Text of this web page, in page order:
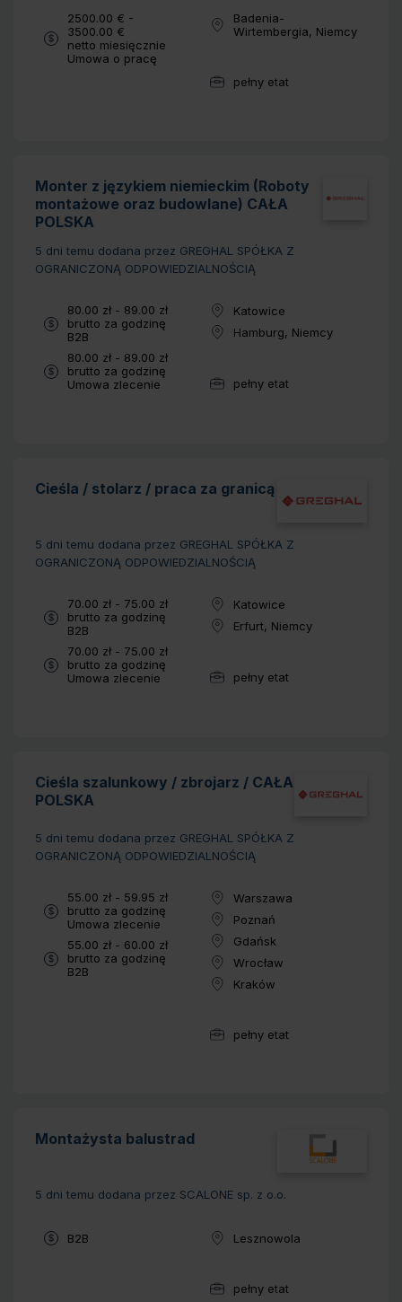
Wynagrodzenie:
2500.00 € -
3500.00 €
netto miesięcznie
Typ umowy:
Umowa o pracę
Lokalizacja:
Badenia-
Wirtembergia, Niemcy
Wymiar pracy:
pełny etat
Monter z językiem niemieckim (Roboty
montażowe oraz budowlane) CAŁA
POLSKA
5 dni temu dodana przez GREGHAL SPÓŁKA Z
OGRANICZONĄ ODPOWIEDZIALNOŚCIĄ
Wynagrodzenie:
80.00 zł - 89.00 zł
brutto za godzinę
Typ umowy:
B2B
Wynagrodzenie:
80.00 zł - 89.00 zł
brutto za godzinę
Typ umowy:
Umowa zlecenie
Lokalizacja:
Katowice
Lokalizacja:
Hamburg, Niemcy
Wymiar pracy:
pełny etat
Cieśla / stolarz / praca za granicą
5 dni temu dodana przez GREGHAL SPÓŁKA Z
OGRANICZONĄ ODPOWIEDZIALNOŚCIĄ
Wynagrodzenie:
70.00 zł - 75.00 zł
brutto za godzinę
Typ umowy:
B2B
Wynagrodzenie:
70.00 zł - 75.00 zł
brutto za godzinę
Typ umowy:
Umowa zlecenie
Lokalizacja:
Katowice
Lokalizacja:
Erfurt, Niemcy
Wymiar pracy:
pełny etat
Cieśla szalunkowy / zbrojarz / CAŁA
POLSKA
5 dni temu dodana przez GREGHAL SPÓŁKA Z
OGRANICZONĄ ODPOWIEDZIALNOŚCIĄ
Wynagrodzenie:
55.00 zł - 59.95 zł
brutto za godzinę
Typ umowy:
Umowa zlecenie
Wynagrodzenie:
55.00 zł - 60.00 zł
brutto za godzinę
Typ umowy:
B2B
Lokalizacja:
Warszawa
Lokalizacja:
Poznań
Lokalizacja:
Gdańsk
Lokalizacja:
Wrocław
Lokalizacja:
Kraków
Wymiar pracy:
pełny etat
Montażysta balustrad
5 dni temu dodana przez SCALONE sp. z o.o.
Typ umowy:
B2B Lokalizacja:
Lesznowola
Wymiar pracy:
pełny etat